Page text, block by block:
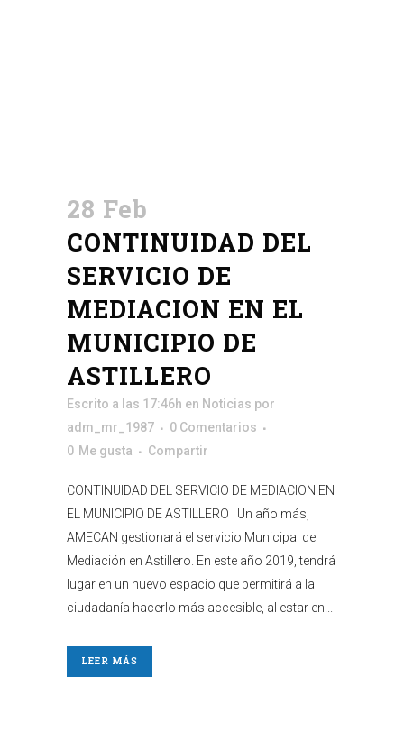
28 Feb
CONTINUIDAD DEL
SERVICIO DE
MEDIACION EN EL
MUNICIPIO DE
ASTILLERO
Escrito a las 17:46h en Noticias por
adm_mr_1987
0 Comentarios
0 Me gusta Compartir
CONTINUIDAD DEL SERVICIO DE MEDIACION EN
EL MUNICIPIO DE ASTILLERO Un año más,
AMECAN gestionará el servicio Municipal de
Mediación en Astillero. En este año 2019, tendrá
lugar en un nuevo espacio que permitirá a la
ciudadanía hacerlo más accesible, al estar en...
LEER MÁS